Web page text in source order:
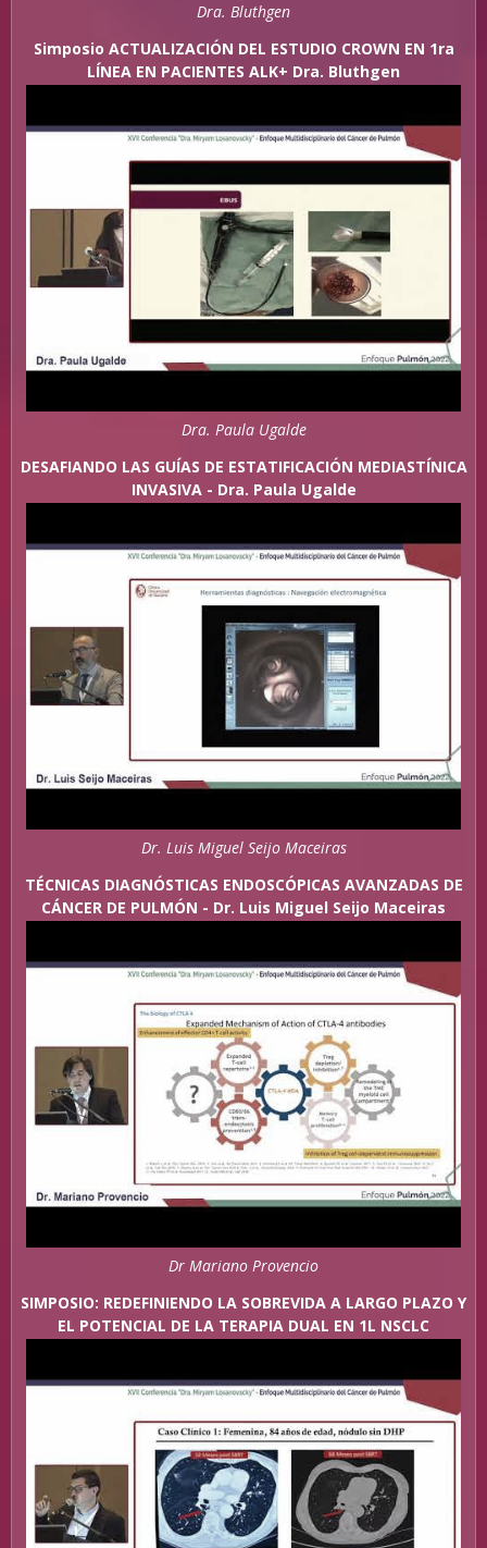
Dra. Bluthgen
Simposio ACTUALIZACIÓN DEL ESTUDIO CROWN EN 1ra
LÍNEA EN PACIENTES ALK+ Dra. Bluthgen
Dra. Paula Ugalde
DESAFIANDO LAS GUÍAS DE ESTATIFICACIÓN MEDIASTÍNICA
INVASIVA - Dra. Paula Ugalde
Dr. Luis Miguel Seijo Maceiras
TÉCNICAS DIAGNÓSTICAS ENDOSCÓPICAS AVANZADAS DE
CÁNCER DE PULMÓN - Dr. Luis Miguel Seijo Maceiras
Dr Mariano Provencio
SIMPOSIO: REDEFINIENDO LA SOBREVIDA A LARGO PLAZO Y
EL POTENCIAL DE LA TERAPIA DUAL EN 1L NSCLC